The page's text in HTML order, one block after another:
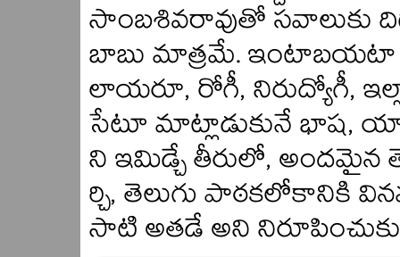
సాంబశివరావుతో సవాలుకు
బాబు మాత్రమే. ఇంటాబయటా
లాయరూ, రోగీ, నిరుద్యోగీ,
సేటూ మాట్లాడుకునే భాష,
ని ఇమిడ్చే తీరులో, అందమైన
ర్చి, తెలుగు పాఠకలోకానికి
సాటి అతడే అని